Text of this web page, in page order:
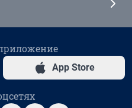
App Store